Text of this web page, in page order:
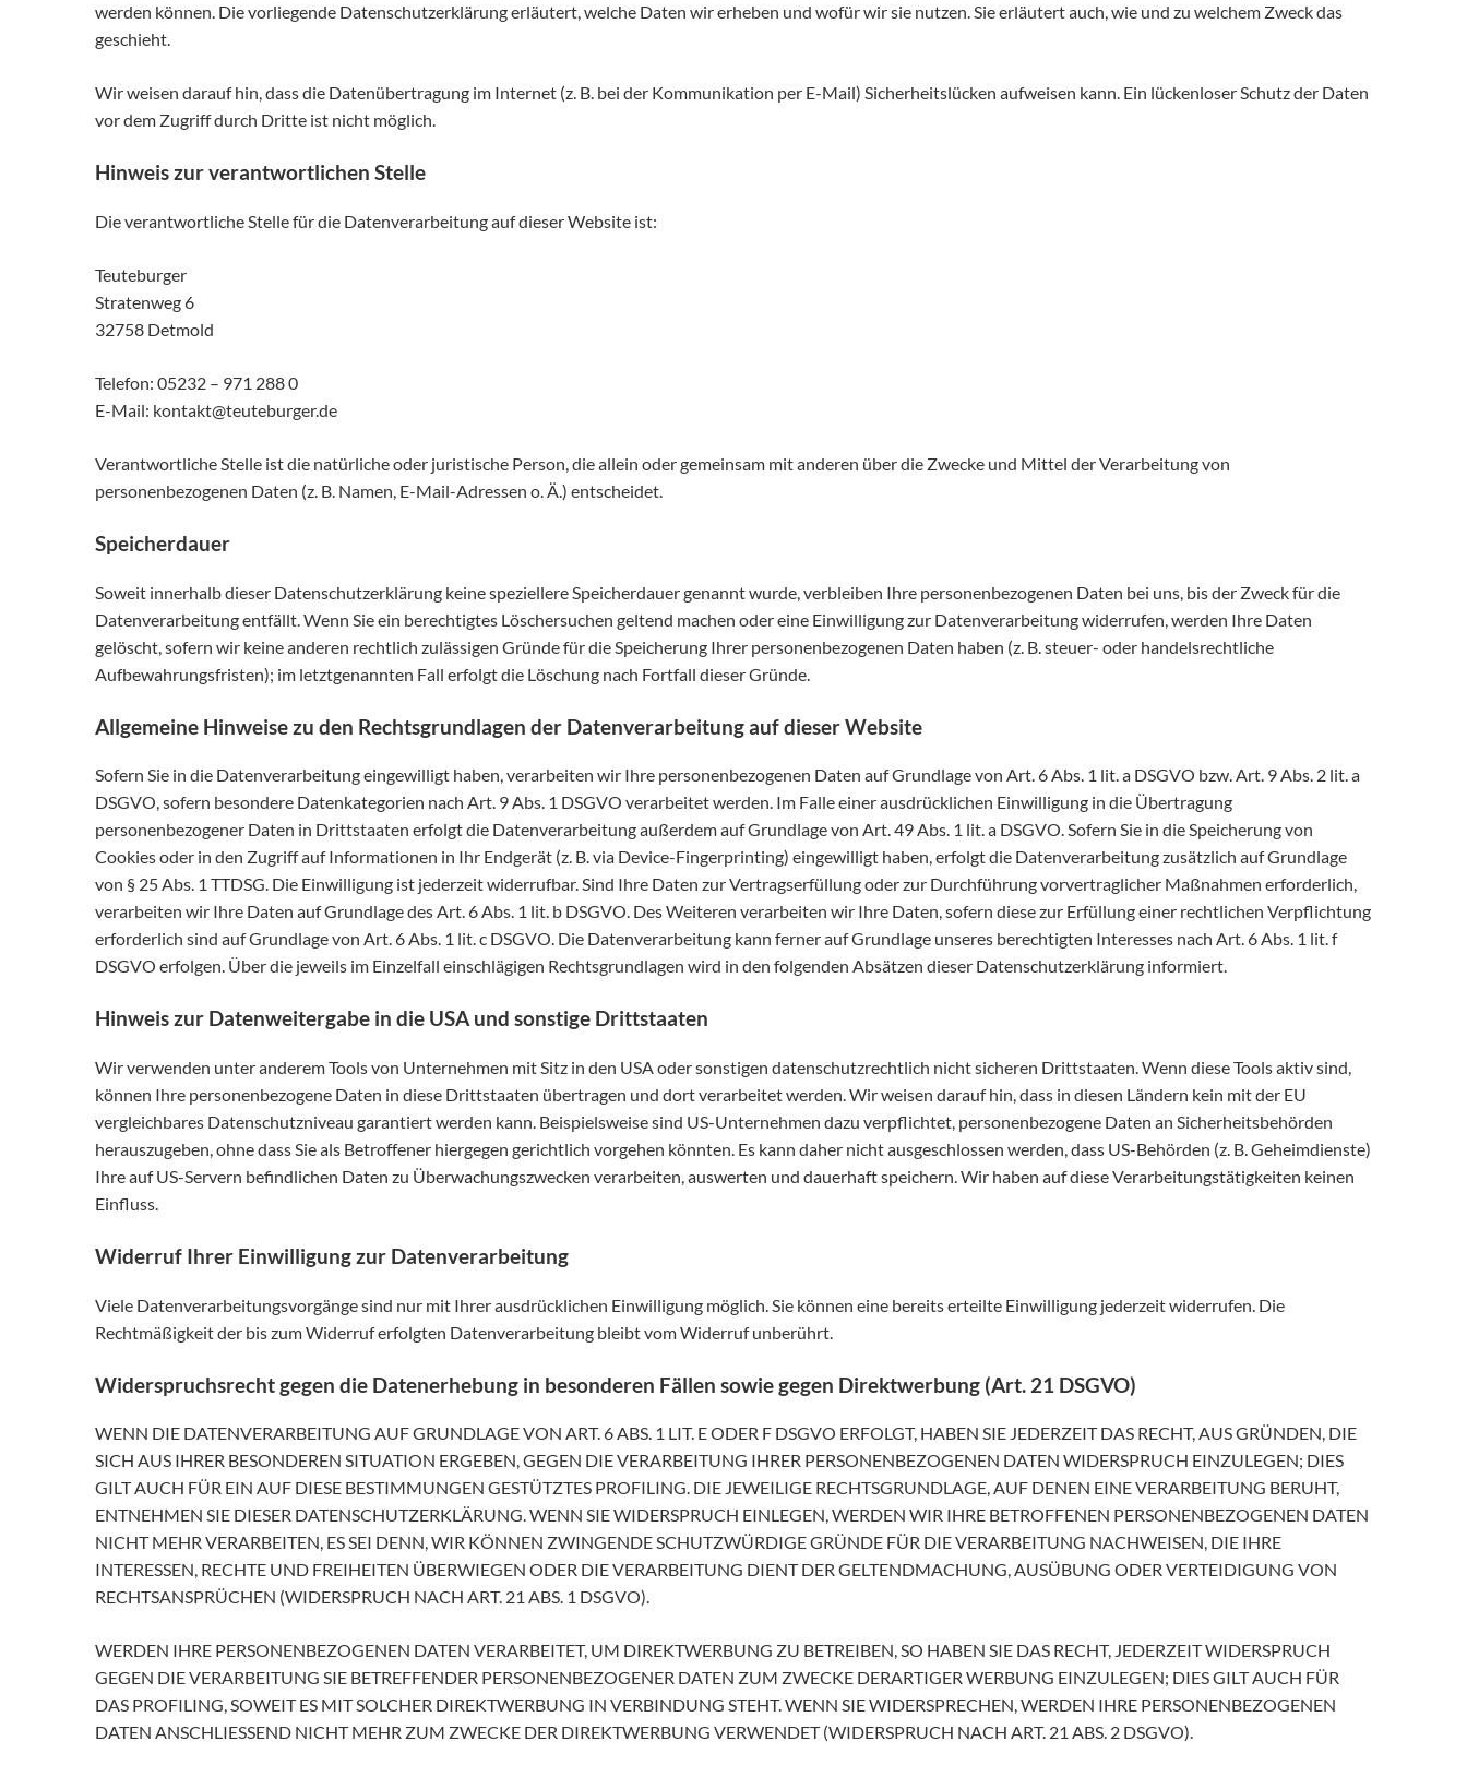
werden können. Die vorliegende Datenschutzerklärung erläutert, welche Daten wir erheben und wofür wir sie nutzen. Sie erläutert auch, wie und zu welchem Zweck das
geschieht.
Wir weisen darauf hin, dass die Datenübertragung im Internet (z. B. bei der Kommunikation per E-Mail) Sicherheitslücken aufweisen kann. Ein lückenloser Schutz der Daten
vor dem Zugriff durch Dritte ist nicht möglich.
Hinweis zur verantwortlichen Stelle
Die verantwortliche Stelle für die Datenverarbeitung auf dieser Website ist:
Teuteburger
Stratenweg 6
32758 Detmold
Telefon: 05232 – 971 288 0
E-Mail: kontakt@teuteburger.de
Verantwortliche Stelle ist die natürliche oder juristische Person, die allein oder gemeinsam mit anderen über die Zwecke und Mittel der Verarbeitung von
personenbezogenen Daten (z. B. Namen, E-Mail-Adressen o. Ä.) entscheidet.
Speicherdauer
Soweit innerhalb dieser Datenschutzerklärung keine speziellere Speicherdauer genannt wurde, verbleiben Ihre personenbezogenen Daten bei uns, bis der Zweck für die
Datenverarbeitung entfällt. Wenn Sie ein berechtigtes Löschersuchen geltend machen oder eine Einwilligung zur Datenverarbeitung widerrufen, werden Ihre Daten
gelöscht, sofern wir keine anderen rechtlich zulässigen Gründe für die Speicherung Ihrer personenbezogenen Daten haben (z. B. steuer- oder handelsrechtliche
Aufbewahrungsfristen); im letztgenannten Fall erfolgt die Löschung nach Fortfall dieser Gründe.
Allgemeine Hinweise zu den Rechtsgrundlagen der Datenverarbeitung auf dieser Website
Sofern Sie in die Datenverarbeitung eingewilligt haben, verarbeiten wir Ihre personenbezogenen Daten auf Grundlage von Art. 6 Abs. 1 lit. a DSGVO bzw. Art. 9 Abs. 2 lit. a
DSGVO, sofern besondere Datenkategorien nach Art. 9 Abs. 1 DSGVO verarbeitet werden. Im Falle einer ausdrücklichen Einwilligung in die Übertragung
personenbezogener Daten in Drittstaaten erfolgt die Datenverarbeitung außerdem auf Grundlage von Art. 49 Abs. 1 lit. a DSGVO. Sofern Sie in die Speicherung von
Cookies oder in den Zugriff auf Informationen in Ihr Endgerät (z. B. via Device-Fingerprinting) eingewilligt haben, erfolgt die Datenverarbeitung zusätzlich auf Grundlage
von § 25 Abs. 1 TTDSG. Die Einwilligung ist jederzeit widerrufbar. Sind Ihre Daten zur Vertragserfüllung oder zur Durchführung vorvertraglicher Maßnahmen erforderlich,
verarbeiten wir Ihre Daten auf Grundlage des Art. 6 Abs. 1 lit. b DSGVO. Des Weiteren verarbeiten wir Ihre Daten, sofern diese zur Erfüllung einer rechtlichen Verpflichtung
erforderlich sind auf Grundlage von Art. 6 Abs. 1 lit. c DSGVO. Die Datenverarbeitung kann ferner auf Grundlage unseres berechtigten Interesses nach Art. 6 Abs. 1 lit. f
DSGVO erfolgen. Über die jeweils im Einzelfall einschlägigen Rechtsgrundlagen wird in den folgenden Absätzen dieser Datenschutzerklärung informiert.
Hinweis zur Datenweitergabe in die USA und sonstige Drittstaaten
Wir verwenden unter anderem Tools von Unternehmen mit Sitz in den USA oder sonstigen datenschutzrechtlich nicht sicheren Drittstaaten. Wenn diese Tools aktiv sind,
können Ihre personenbezogene Daten in diese Drittstaaten übertragen und dort verarbeitet werden. Wir weisen darauf hin, dass in diesen Ländern kein mit der EU
vergleichbares Datenschutzniveau garantiert werden kann. Beispielsweise sind US-Unternehmen dazu verpflichtet, personenbezogene Daten an Sicherheitsbehörden
herauszugeben, ohne dass Sie als Betroffener hiergegen gerichtlich vorgehen könnten. Es kann daher nicht ausgeschlossen werden, dass US-Behörden (z. B. Geheimdienste)
Ihre auf US-Servern befindlichen Daten zu Überwachungszwecken verarbeiten, auswerten und dauerhaft speichern. Wir haben auf diese Verarbeitungstätigkeiten keinen
Einfluss.
Widerruf Ihrer Einwilligung zur Datenverarbeitung
Viele Datenverarbeitungsvorgänge sind nur mit Ihrer ausdrücklichen Einwilligung möglich. Sie können eine bereits erteilte Einwilligung jederzeit widerrufen. Die
Rechtmäßigkeit der bis zum Widerruf erfolgten Datenverarbeitung bleibt vom Widerruf unberührt.
Widerspruchsrecht gegen die Datenerhebung in besonderen Fällen sowie gegen Direktwerbung (Art. 21 DSGVO)
WENN DIE DATENVERARBEITUNG AUF GRUNDLAGE VON ART. 6 ABS. 1 LIT. E ODER F DSGVO ERFOLGT, HABEN SIE JEDERZEIT DAS RECHT, AUS GRÜNDEN, DIE
SICH AUS IHRER BESONDEREN SITUATION ERGEBEN, GEGEN DIE VERARBEITUNG IHRER PERSONENBEZOGENEN DATEN WIDERSPRUCH EINZULEGEN; DIES
GILT AUCH FÜR EIN AUF DIESE BESTIMMUNGEN GESTÜTZTES PROFILING. DIE JEWEILIGE RECHTSGRUNDLAGE, AUF DENEN EINE VERARBEITUNG BERUHT,
ENTNEHMEN SIE DIESER DATENSCHUTZERKLÄRUNG. WENN SIE WIDERSPRUCH EINLEGEN, WERDEN WIR IHRE BETROFFENEN PERSONENBEZOGENEN DATEN
NICHT MEHR VERARBEITEN, ES SEI DENN, WIR KÖNNEN ZWINGENDE SCHUTZWÜRDIGE GRÜNDE FÜR DIE VERARBEITUNG NACHWEISEN, DIE IHRE
INTERESSEN, RECHTE UND FREIHEITEN ÜBERWIEGEN ODER DIE VERARBEITUNG DIENT DER GELTENDMACHUNG, AUSÜBUNG ODER VERTEIDIGUNG VON
RECHTSANSPRÜCHEN (WIDERSPRUCH NACH ART. 21 ABS. 1 DSGVO).
WERDEN IHRE PERSONENBEZOGENEN DATEN VERARBEITET, UM DIREKTWERBUNG ZU BETREIBEN, SO HABEN SIE DAS RECHT, JEDERZEIT WIDERSPRUCH
GEGEN DIE VERARBEITUNG SIE BETREFFENDER PERSONENBEZOGENER DATEN ZUM ZWECKE DERARTIGER WERBUNG EINZULEGEN; DIES GILT AUCH FÜR
DAS PROFILING, SOWEIT ES MIT SOLCHER DIREKTWERBUNG IN VERBINDUNG STEHT. WENN SIE WIDERSPRECHEN, WERDEN IHRE PERSONENBEZOGENEN
DATEN ANSCHLIESSEND NICHT MEHR ZUM ZWECKE DER DIREKTWERBUNG VERWENDET (WIDERSPRUCH NACH ART. 21 ABS. 2 DSGVO).